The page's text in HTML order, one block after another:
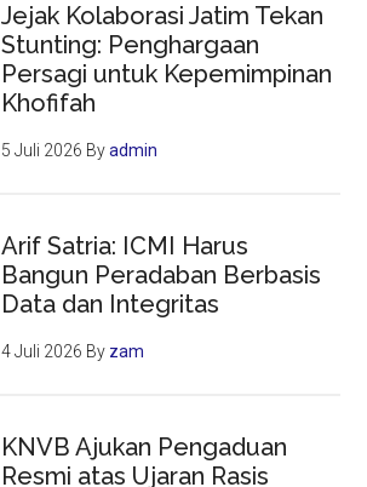
Jejak Kolaborasi Jatim Tekan
Stunting: Penghargaan
Persagi untuk Kepemimpinan
Khofifah
5 Juli 2026 Byadmin
Arif Satria: ICMI Harus
Bangun Peradaban Berbasis
Data dan Integritas
4 Juli 2026 By zam
KNVB Ajukan Pengaduan
Resmi atas Ujaran Rasis